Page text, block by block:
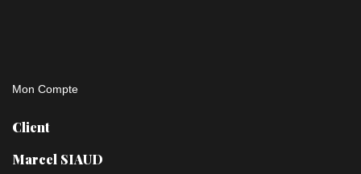
Mon Compte
Client
Marcel SIAUD